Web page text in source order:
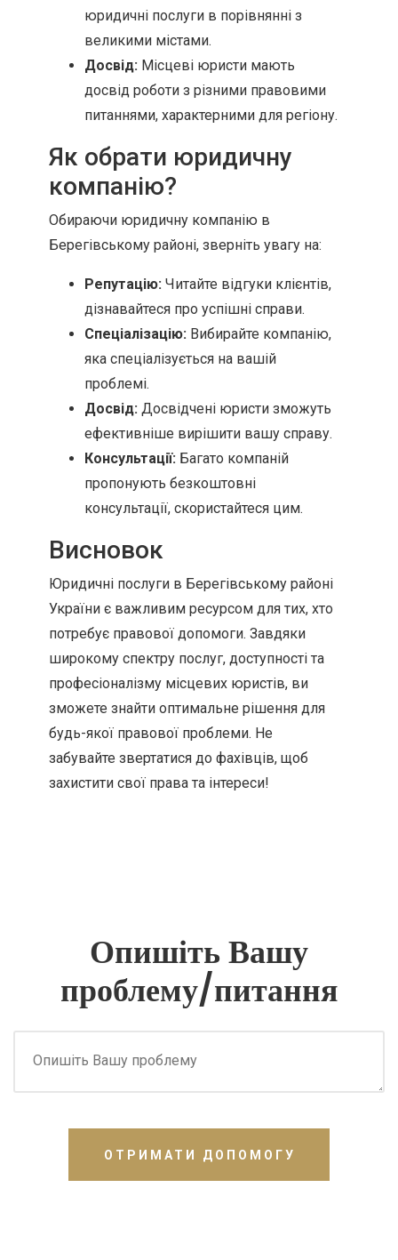
юридичні послуги в порівнянні з
великими містами.
Досвід: Місцеві юристи мають
досвід роботи з різними правовими
питаннями, характерними для регіону.
Як обрати юридичну
компанію?
Обираючи юридичну компанію в
Берегівському районі, зверніть увагу на:
Репутацію: Читайте відгуки клієнтів,
дізнавайтеся про успішні справи.
Спеціалізацію: Вибирайте компанію,
яка спеціалізується на вашій
проблемі.
Досвід: Досвідчені юристи зможуть
ефективніше вирішити вашу справу.
Консультації: Багато компаній
пропонують безкоштовні
консультації, скористайтеся цим.
Висновок
Юридичні послуги в Берегівському районі
України є важливим ресурсом для тих, хто
потребує правової допомоги. Завдяки
широкому спектру послуг, доступності та
професіоналізму місцевих юристів, ви
зможете знайти оптимальне рішення для
будь-якої правової проблеми. Не
забувайте звертатися до фахівців, щоб
захистити свої права та інтереси!
Опишіть Вашу
проблему/питання
ОТРИМАТИ ДОПОМОГУ